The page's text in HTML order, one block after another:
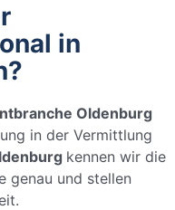
in
Oldenburg
in der Vermittlung
kennen wir die
genau und stellen